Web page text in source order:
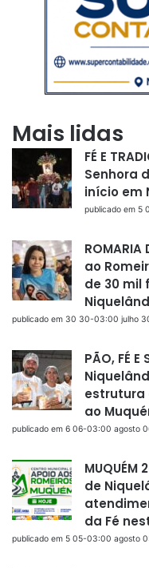
Mais lidas
FÉ E
Senhora
início em
publicado em
ao
de 30 mil
publicado em 30 30-03:00 julho
PÃO, FÉ
estrutura
ao
publicado em 6 06-03:00 agosto
de
da Fé
publicado em 5 05-03:00 agosto